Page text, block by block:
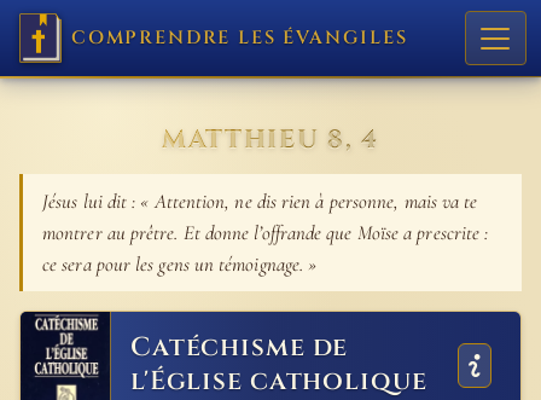
COMPRENDRE LES ÉVANGILES
MATTHIEU 8, 4
Jésus lui dit : « Attention, ne dis rien à personne, mais va te
montrer au prêtre. Et donne l’offrande que Moïse a prescrite :
ce sera pour les gens un témoignage. »
Catéchisme de
l'Église catholique